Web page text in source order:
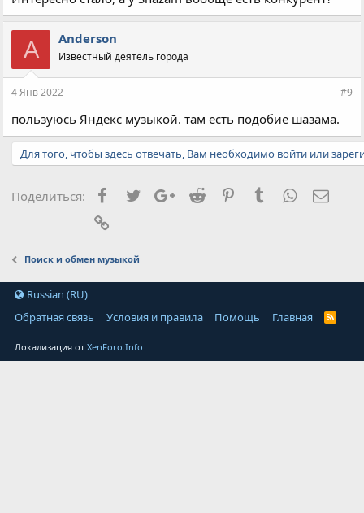
A Anderson
Известный деятель города
4 Янв 2022 #9
пользуюсь Яндекс музыкой. там есть подобие шазама.
Для того, чтобы здесь отвечать, Вам необходимо войти или
Поделиться: Facebook
TwitterGoogle+
Reddit PinterestTumblrWhatsApp
Поиск и обмен музыкой
Russian (RU)
Обратная связь
Условия и правила Помощь Главная
Локализация отXenForo.Info